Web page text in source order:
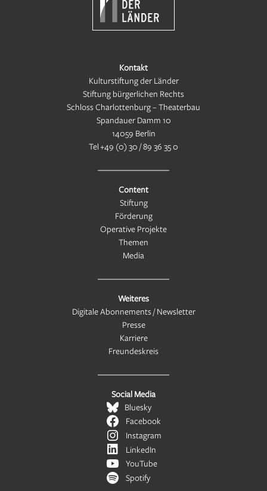
Kontakt
Kulturstiftung der Länder
Stiftung bürgerlichen Rechts
Schloss Charlottenburg – Theaterbau
Spandauer Damm 10
14059 Berlin
Tel+49 (0) 30 / 89 36 35 0
Content
Stiftung
Förderung
Operative Projekte
Themen
Media
Weiteres
Digitale Abonnements / Newsletter
Presse
Karriere
Freundeskreis
Social Media
Bluesky
Facebook
Instagram
LinkedIn
YouTube
Spotify